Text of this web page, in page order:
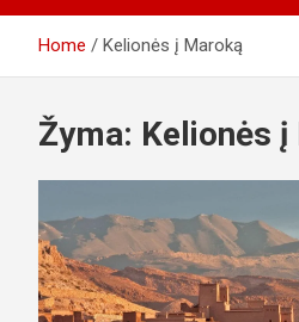
Home Kelionės į Maroką
Žyma: Kelionės